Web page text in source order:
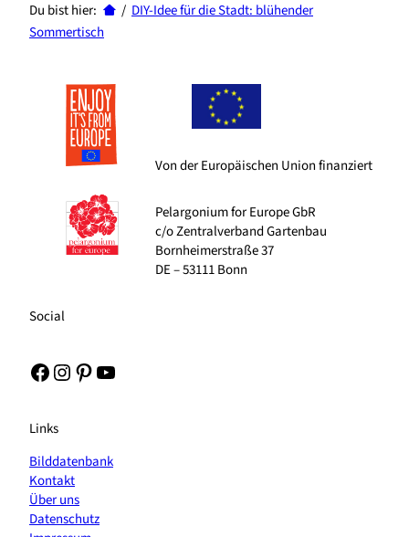
Du bist hier: / DIY-Idee für die Stadt: blühender
Sommertisch
Von der Europäischen Union finanziert
Pelargonium for Europe GbR
c/o Zentralverband Gartenbau
Bornheimerstraße 37
DE – 53111 Bonn
Social
Facebook Instagram Pinterest YouTube
Links
Bilddatenbank
Kontakt
Über uns
Datenschutz